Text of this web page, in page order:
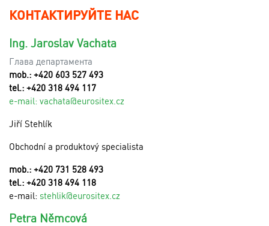
КОНТАКТИРУЙТЕ НАС
Ing. Jaroslav Vachata
Глава департамента
mob.: +420 603 527 493
tel.: +420 318 494 117
e-mail: vachata@eurositex.cz
Jiří Stehlík
Obchodní a produktový specialista
mob.: +420 731 528 493
tel.: +420 318 494 118
e-mail: stehlik@eurositex.cz
Petra Němcová